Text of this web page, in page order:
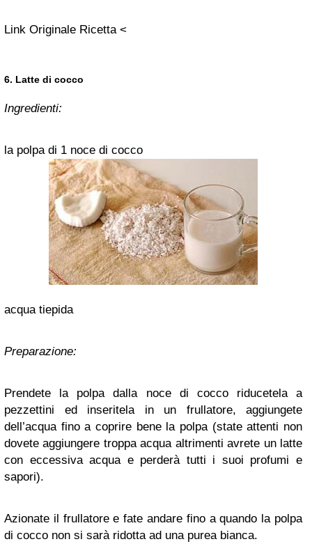
Link Originale Ricetta <
6. Latte di cocco
Ingredienti:
la polpa di 1 noce di cocco
acqua tiepida
Preparazione:
Prendete la polpa dalla noce di cocco riducetela a
pezzettini ed inseritela in un frullatore, aggiungete
dell’acqua fino a coprire bene la polpa (state attenti non
dovete aggiungere troppa acqua altrimenti avrete un latte
con eccessiva acqua e perderà tutti i suoi profumi e
sapori).
Azionate il frullatore e fate andare fino a quando la polpa
di cocco non si sarà ridotta ad una purea bianca.